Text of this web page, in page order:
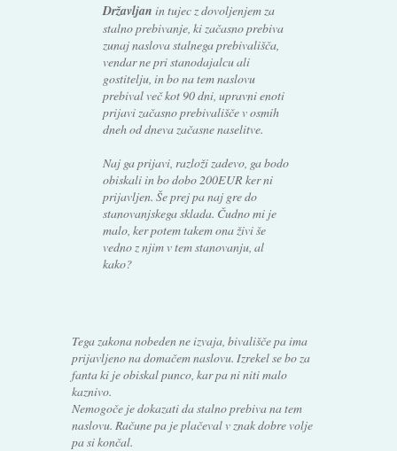
Državljan in tujec z dovoljenjem za
stalno prebivanje, ki začasno prebiva
zunaj naslova stalnega prebivališča,
vendar ne pri stanodajalcu ali
gostitelju, in bo na tem naslovu
prebival več kot 90 dni, upravni enoti
prijavi začasno prebivališče v osmih
dneh od dneva začasne naselitve.
Naj ga prijavi, razloži zadevo, ga bodo
obiskali in bo dobo 200EUR ker ni
prijavljen. Še prej pa naj gre do
stanovanjskega sklada. Čudno mi je
malo, ker potem takem ona živi še
vedno z njim v tem stanovanju, al
kako?
Tega zakona nobeden ne izvaja, bivališče pa ima
prijavljeno na domačem naslovu. Izrekel se bo za
fanta ki je obiskal punco, kar pa ni niti malo
kaznivo.
Nemogoče je dokazati da stalno prebiva na tem
naslovu. Račune pa je plačeval v znak dobre volje
pa si končal.